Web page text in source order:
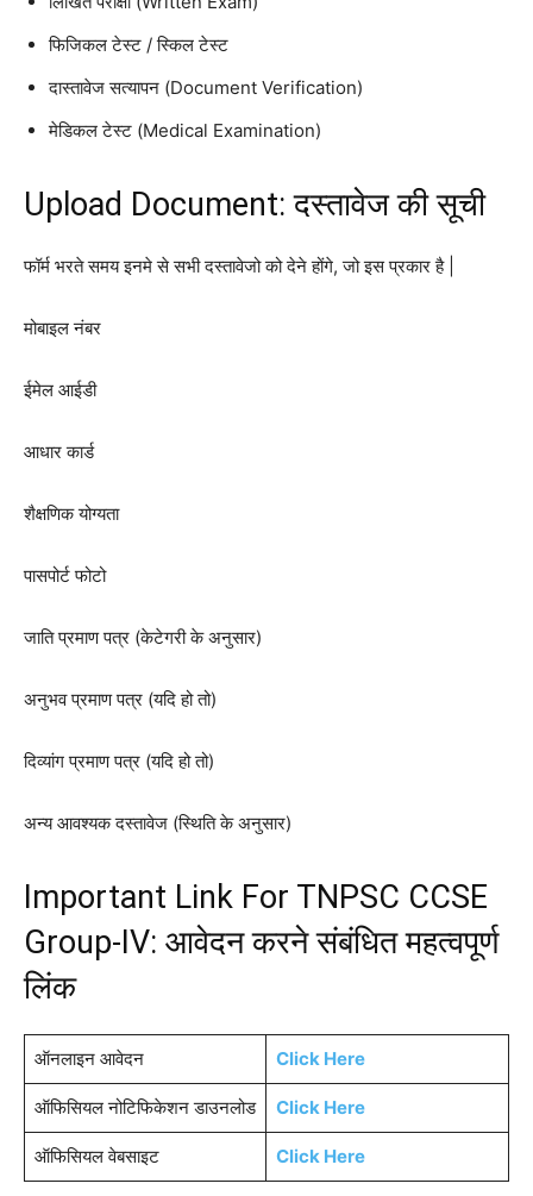
फिजिकल टेस्ट / स्किल टेस्ट
दास्तावेज सत्यापन (Document Verification)
मेडिकल टेस्ट (Medical Examination)
Upload Document: दस्तावेज की सूची
फॉर्म भरते समय इनमे से सभी दस्तावेजो को देने होंगे, जो इस प्रकार है |
मोबाइल नंबर
ईमेल आईडी
आधार कार्ड
शैक्षणिक योग्यता
पासपोर्ट फोटो
जाति प्रमाण पत्र (केटेगरी के अनुसार)
अनुभव प्रमाण पत्र (यदि हो तो)
दिव्यांग प्रमाण पत्र (यदि हो तो)
अन्य आवश्यक दस्तावेज (स्थिति के अनुसार)
Important Link For TNPSC CCSE
Group-IV: आवेदन करने संबंधित महत्वपूर्ण
लिंक
ऑनलाइन आवेदन Click Here
ऑफिसियल नोटिफिकेशन डाउनलोड Click Here
ऑफिसियल वेबसाइट Click Here